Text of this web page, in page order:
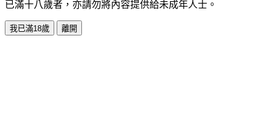
已滿十八歲者，亦請勿將內容提供給未成年人士。
我已滿18歲 離開